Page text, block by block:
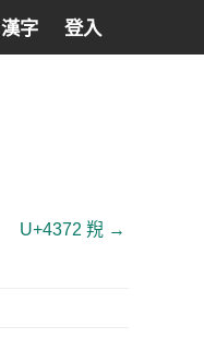
漢字 登入
U+4372 䍲 →